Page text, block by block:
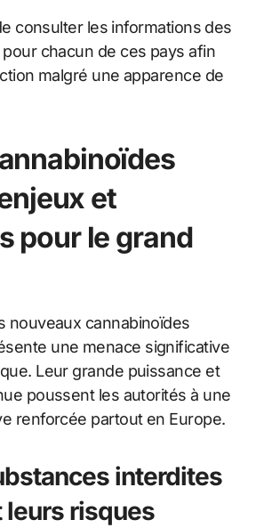
consulter les informations des
chacun de ces pays afin
malgré une apparence de
et
pour le grand
nouveaux cannabinoïdes
une menace significative
Leur grande puissance et
poussent les autorités à une
renforcée partout en Europe.
interdites
leurs risques